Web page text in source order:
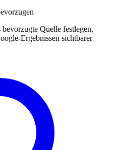
Quelle festlegen,
Ergebnissen sichtbarer